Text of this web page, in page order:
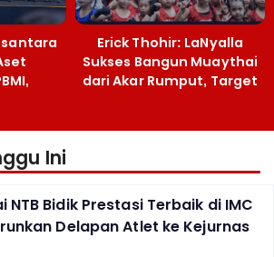
Erick Thohir: LaNyalla
Sukses Bangun Muaythai
dari Akar Rumput, Target
Ini
NTB Bidik Prestasi Terbaik di IMC
Delapan Atlet ke Kejurnas